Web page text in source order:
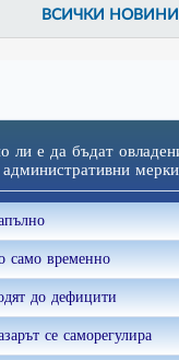
ВСИЧКИ НОВИНИ